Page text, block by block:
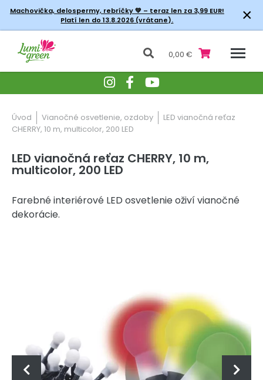
Machovička, delospermy, rebríčky💚 – teraz len za 3,99 EUR!
Platí len do 13.8.2026 (vrátane).
×
0,00 €
Úvod Vianočné osvetlenie, ozdoby
LED vianočná reťaz
CHERRY, 10 m, multicolor, 200 LED
LED vianočná reťaz CHERRY, 10 m,
multicolor, 200 LED
Farebné interiérové LED osvetlenie oživí vianočné
dekorácie.